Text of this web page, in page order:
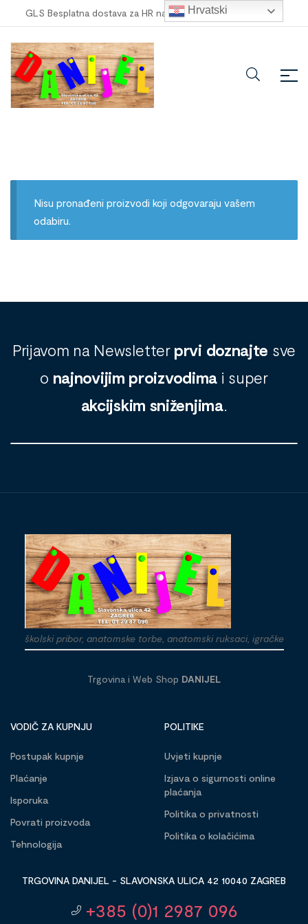
GLS Besplatna dostava za HR narudžbe veće od 100,00 €
Nisu pronađeni proizvodi koji odgovaraju vašem
odabiru.
Prijavom na Newsletter prvi doznajte sve
o najnovijim proizvodima i super
akcijskim sniženjima.
školski pribor, anatomske torbe, anatomski ruksaci, igračke
Trgovina i Web Shop DANIJEL
VODIČ ZA KUPNJU
Postupak kupnje
Plaćanje
Isporuka
Povrati proizvoda
Tehnologija
POLITIKE
Uvjeti kupnje
Izjava o sigurnosti online
plaćanja
Politika o privatnosti
Politika o kolačićima
TRGOVINA DANIJEL - SLAVONSKA ULICA 42 10040 ZAGREB
+385 (0)1 2987 096
Hrvatski